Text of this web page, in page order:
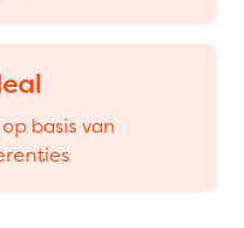
basis van